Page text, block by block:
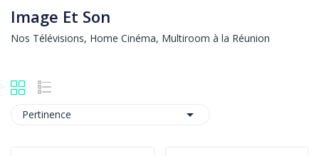
Image Et Son
Nos Télévisions, Home Cinéma, Multiroom à la Réunion
Pertinence 